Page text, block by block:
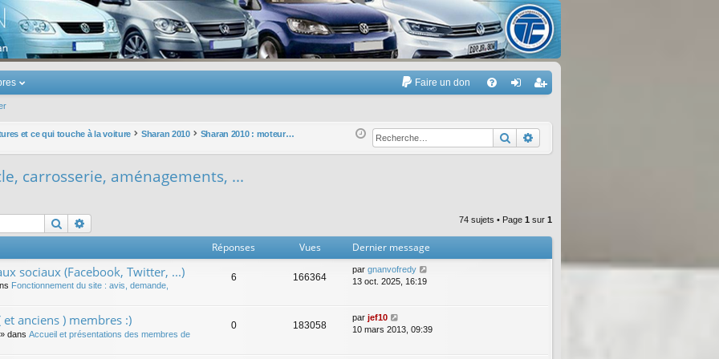
Touran
Faire un don
Q ne
xi
nr
eg
r
et ce qui touche à la voiture Sharan 2010 Sharan 2010 : moteurs, cycle, carrosserie, aménagements, ... Rechercher
carrosserie, aménagements, ...
Rechercher 74 sujets • Page 1 sur 1
Réponses Vues Dernier message
sociaux (Facebook, Twitter, ...)
Fonctionnement du site : avis, demande,
6 166364
par gnanvofredy
13 oct. 2025, 16:19
anciens ) membres :)
» dans Accueil et présentations des membres de
0 183058
par jef10
10 mars 2013, 09:39